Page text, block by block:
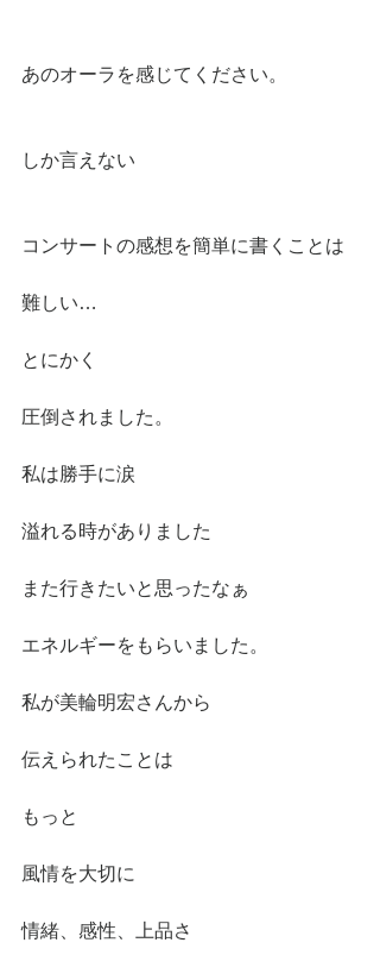
あのオーラを感じてください。
しか言えない
コンサートの感想を簡単に書くことは
難しい…
とにかく
圧倒されました。
私は勝手に涙
溢れる時がありました
また行きたいと思ったなぁ
エネルギーをもらいました。
私が美輪明宏さんから
伝えられたことは
もっと
風情を大切に
情緒、感性、上品さ